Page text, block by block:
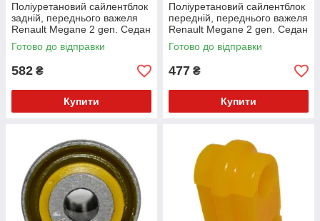
Поліуретановий сайлентблок
задній, переднього важеля
Renault Megane 2 gen. Седан
(2003-2009) v17
Готово до відправки
582 ₴
Купити
Поліуретановий сайлентблок
передній, переднього важеля
Renault Megane 2 gen. Седан
(2003-2009) v17
Готово до відправки
477 ₴
Купити